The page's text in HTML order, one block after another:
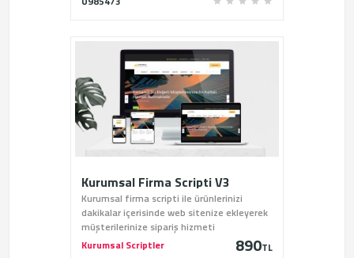
Kurumsal Firma Scripti V3
Kurumsal firma scripti ile ürünlerinizi
dakikalar içerisinde web sitenize ekleyerek
müşterilerinize sipariş hizmeti
verebilirsiniz.
Kurumsal Scriptler 890TL